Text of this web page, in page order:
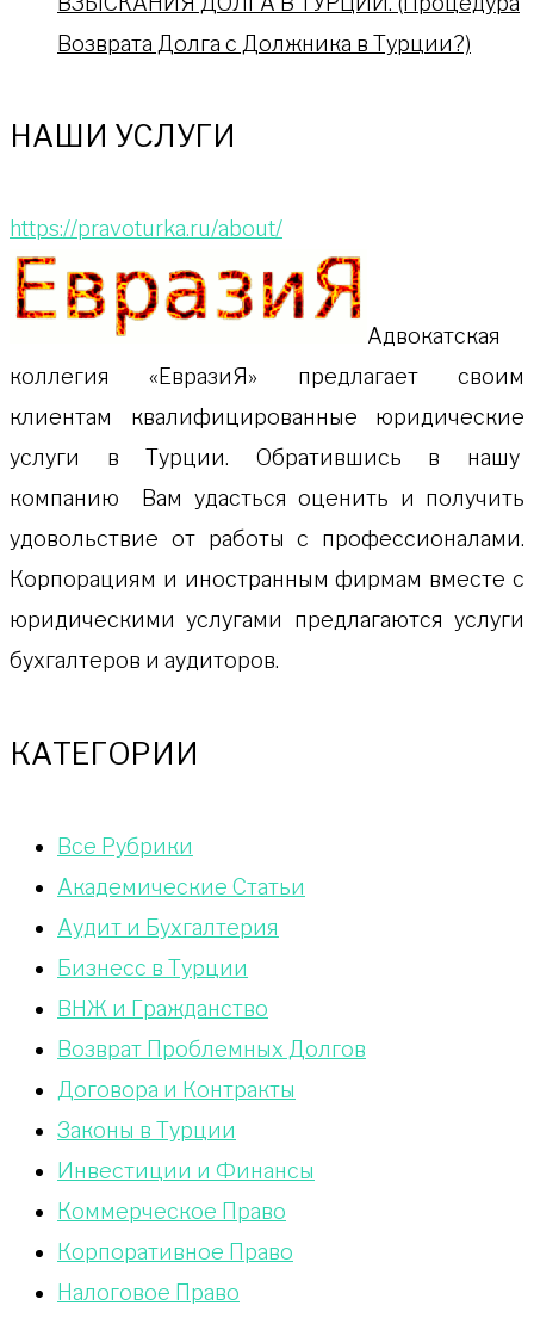
Возврата Долга с Должника в Турции?)
НАШИ УСЛУГИ
https://pravoturka.ru/about/
Адвокатская
коллeгия «ЕвразиЯ» предлагает своим
клиентам квалифицированные юридические
услуги в Турции. Обратившись в нашу
компанию Вам удасться оценить и получить
удовольствие от работы с профессионалами.
Корпорациям и иностранным фирмам вместе с
юридическими услугами предлагаются услуги
бухгалтеров и аудиторов.
КАТЕГОРИИ
Bce Pyбрики
Академические Статьи
Аудит и Бухгалтерия
Бизнесс в Турции
ВНЖ и Гражданство
Возврат Проблемных Долгов
Договора и Контракты
Законы в Турции
Инвестиции и Финансы
Коммерческое Право
Корпоративное Право
Налоговое Право